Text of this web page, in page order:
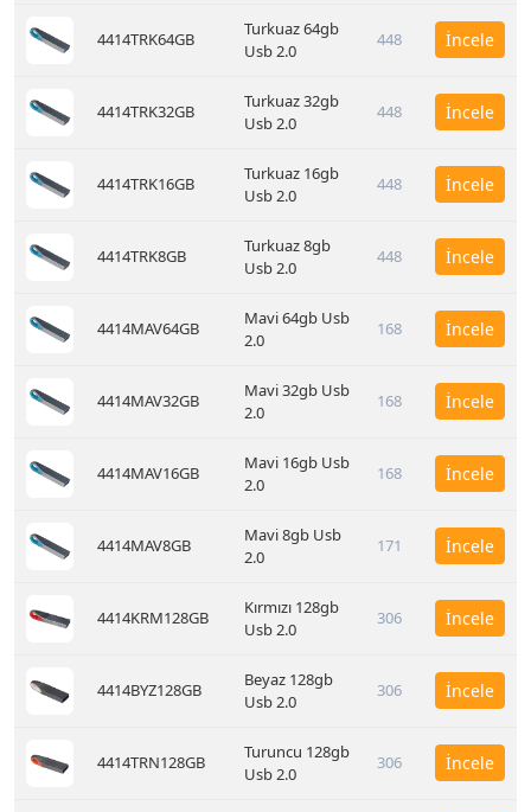
4414TRK64GB
Turkuaz 64gb
Usb 2.0
448 İncele
4414TRK32GB
Turkuaz 32gb
Usb 2.0
448 İncele
4414TRK16GB
Turkuaz 16gb
Usb 2.0
448 İncele
4414TRK8GB
Turkuaz 8gb
Usb 2.0
448 İncele
4414MAV64GB
Mavi 64gb Usb
2.0
168 İncele
4414MAV32GB
Mavi 32gb Usb
2.0
168 İncele
4414MAV16GB
Mavi 16gb Usb
2.0
168 İncele
4414MAV8GB
Mavi 8gb Usb
2.0
171 İncele
4414KRM128GB
Kırmızı 128gb
Usb 2.0
306 İncele
4414BYZ128GB
Beyaz 128gb
Usb 2.0
306 İncele
4414TRN128GB
Turuncu 128gb
Usb 2.0
306 İncele